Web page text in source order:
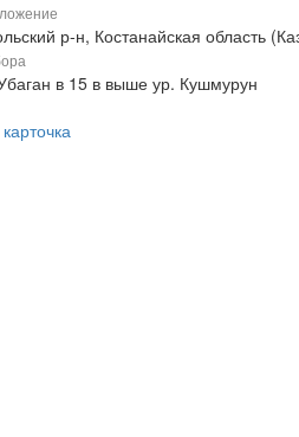
р-н, Костанайская область
в 15 в выше ур. Кушмурун